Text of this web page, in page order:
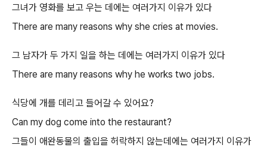
그녀가 영화를 보고 우는 데에는 여러가지 이유가 있다
There are many reasons why she cries at movies.
그 남자가 두 가지 일을 하는 데에는 여러가지 이유가 있다
There are many reasons why he works two jobs.
식당에 개를 데리고 들어갈 수 있어요?
Can my dog come into the restaurant?
그들이 애완동물의 출입을 허락하지 않는데에는 여러가지 이유가